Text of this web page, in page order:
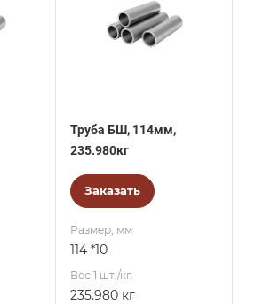
Труба БШ, 114мм,
235.980кг
Заказать
Размер, мм
114 *10
Вес 1 шт./кг.
235.980 кг